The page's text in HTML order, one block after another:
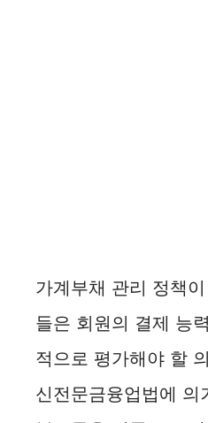
가계부채 관리 정책
들은 회원의 결제 능
적으로 평가해야 할
신전문금융업법에 의